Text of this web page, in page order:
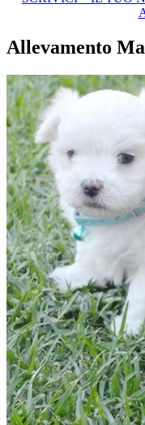
Allevamento